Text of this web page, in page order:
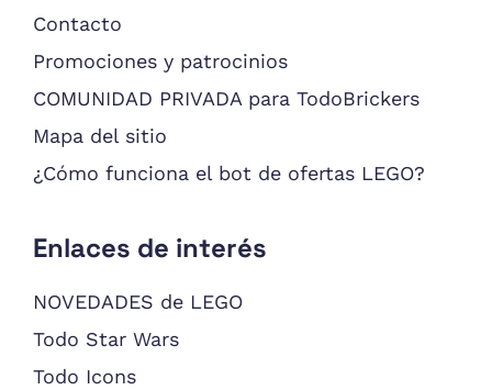
Contacto
Promociones y patrocinios
COMUNIDAD PRIVADA para TodoBrickers
Mapa del sitio
¿Cómo funciona el bot de ofertas LEGO?
Enlaces de interés
NOVEDADES de LEGO
Todo Star Wars
Todo Icons